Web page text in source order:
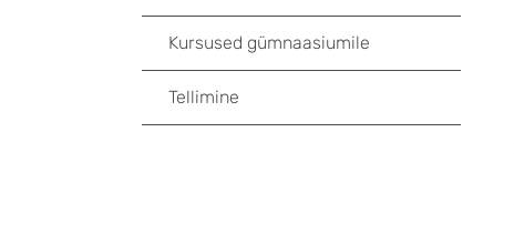
Kursused gümnaasiumile
Tellimine